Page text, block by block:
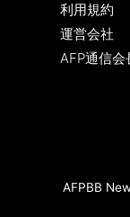
利用規約
運営会社
AFP通信会
AFPBB